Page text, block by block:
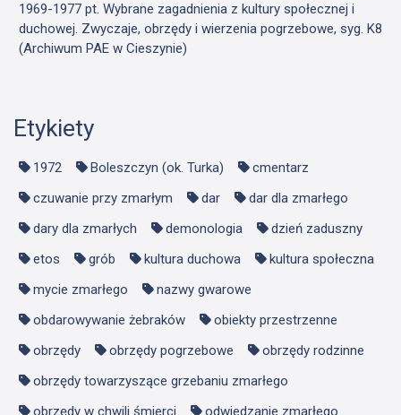
1969-1977 pt. Wybrane zagadnienia z kultury społecznej i
duchowej. Zwyczaje, obrzędy i wierzenia pogrzebowe, syg. K8
(Archiwum PAE w Cieszynie)
Etykiety
1972 Boleszczyn (ok. Turka)
cmentarz
czuwanie przy zmarłym
dar
dar dla zmarłego
dary dla zmarłych
demonologia
dzień zaduszny
etos
grób kultura duchowa
kultura społeczna
mycie zmarłego
nazwy gwarowe
obdarowywanie żebraków
obiekty przestrzenne
obrzędy
obrzędy pogrzebowe
obrzędy rodzinne
obrzędy towarzyszące grzebaniu zmarłego
obrzędy w chwili śmierci
odwiedzanie zmarłego